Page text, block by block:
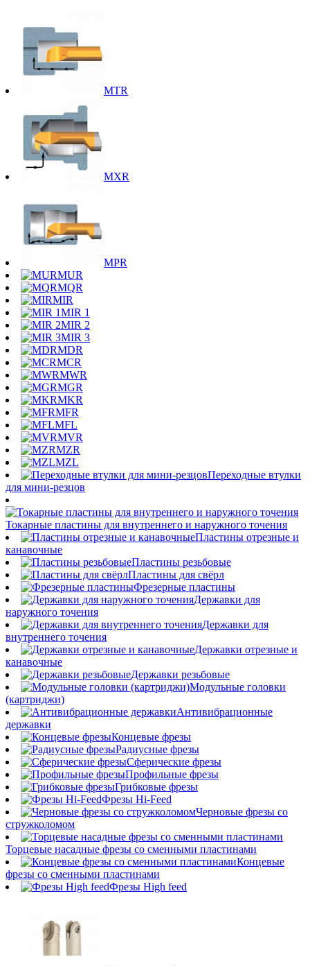
MTR
MXR
MPR
MUR
MQR
MIR
MIR 1
MIR 2
MIR 3
MDR
MCR
MWR
MGR
MKR
MFR
MFL
MVR
MZR
MZL
Переходные втулки
для мини-резцов
Токарные пластины для внутреннего и наружного точения
Пластины отрезные и
канавочные
Пластины резьбовые
Пластины для свёрл
Фрезерные пластины
Державки для
наружного точения
Державки для
внутреннего точения
Державки отрезные и
канавочные
Державки резьбовые
Модульные головки
(картриджи)
Антивибрационные
державки
Концевые фрезы
Радиусные фрезы
Сферические фрезы
Профильные фрезы
Грибковые фрезы
Фрезы Hi-Feed
Черновые фрезы со
стружколомом
Торцевые насадные фрезы со сменными пластинами
Концевые
фрезы со сменными пластинами
Фрезы High feed